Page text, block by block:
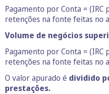
Pagamento por Conta = (IRC
retenções na fonte feitas no
Volume de negócios
Pagamento por Conta = (IRC
retenções na fonte feitas no
O valor apurado é dividido
prestações.